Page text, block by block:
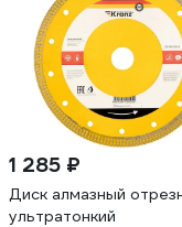
1 285 ₽
Диск алмазный
ультратонкий